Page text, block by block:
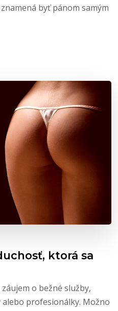
byť pánom samým
ktorá sa
o bežné služby,
profesionálky. Možno